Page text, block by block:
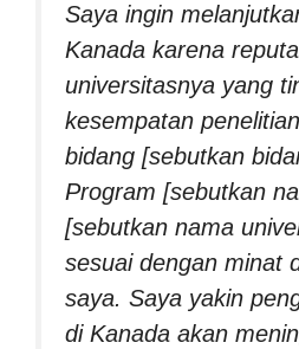
Saya ingin
Kanada karena
universitasnya yang
kesempatan
bidang [sebutkan
Program [sebutkan
[sebutkan nama
sesuai dengan minat
saya. Saya yakin
di Kanada akan